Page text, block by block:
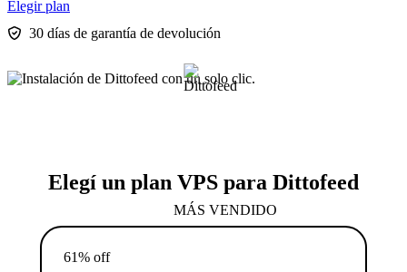
Elegir plan
30 días de garantía de devolución
Elegí un plan VPS para Dittofeed
MÁS VENDIDO
61% off